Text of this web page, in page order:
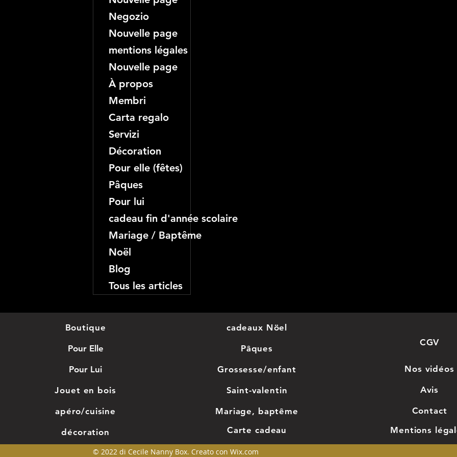
les
Negozio
Nouvelle page
mentions légales
Nouvelle page
À propos
Membri
Carta regalo
Servizi
Décoration
Pour elle (fêtes)
Pâques
Pour lui
cadeau fin d'année scolaire
Mariage / Baptême
Noël
Blog
Tous les articles
Boutique
Pour Elle
Pour Lui
Jouet en bois
apéro/cuisine
décoration
cadeaux Nöel
Pâques
Grossesse/enfant
Saint-valentin
Mariage, baptême
Carte cadeau
CGV
Nos vidéos
Avis
Contact
Mentions
© 2022 di Cecile Nanny Box. Creato con Wix.com